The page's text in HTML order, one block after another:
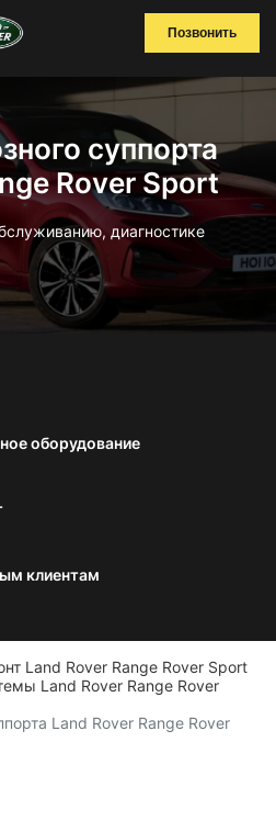
Позвонить
суппорта
Rover Sport
диагностике
оборудование
клиентам
Land Rover Range Rover Sport
Land Rover Range Rover
Land Rover Range Rover